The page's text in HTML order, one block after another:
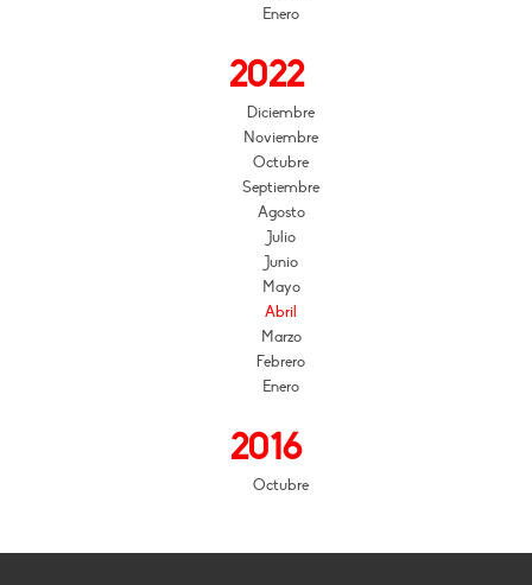
Enero
2022
Diciembre
Noviembre
Octubre
Septiembre
Agosto
Julio
Junio
Mayo
Abril
Marzo
Febrero
Enero
2016
Octubre